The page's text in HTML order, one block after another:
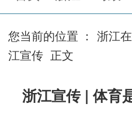
您当前的位置 ： 浙江
江宣传 正文
浙江宣传 | 体育